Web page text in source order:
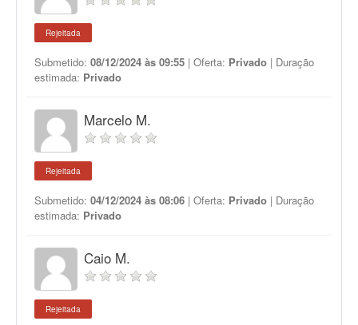
Rejeitada
Submetido: 08/12/2024 às 09:55 | Oferta: Privado | Duração
estimada: Privado
Marcelo M.
Rejeitada
Submetido: 04/12/2024 às 08:06 | Oferta: Privado | Duração
estimada: Privado
Caio M.
Rejeitada